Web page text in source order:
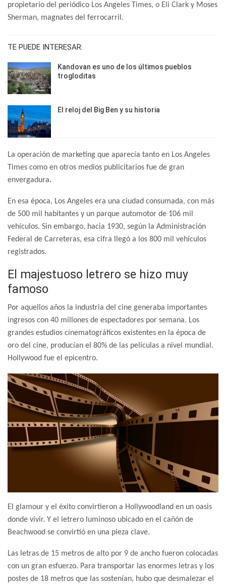
propietario del periódico Los Angeles Times, o Eli Clark y Moses
Sherman, magnates del ferrocarril.
TE PUEDE INTERESAR:
Kandovan es uno de los últimos pueblos
trogloditas
El reloj del Big Ben y su historia
La operación de marketing que aparecía tanto en Los Angeles
Times como en otros medios publicitarios fue de gran
envergadura.
En esa época, Los Angeles era una ciudad consumada, con más
de 500 mil habitantes y un parque automotor de 106 mil
vehículos. Sin embargo, hacia 1930, según la Administración
Federal de Carreteras, esa cifra llegó a los 800 mil vehículos
registrados.
El majestuoso letrero se hizo muy
famoso
Por aquellos años la industria del cine generaba importantes
ingresos con 40 millones de espectadores por semana. Los
grandes estudios cinematográficos existentes en la época de
oro del cine, producían el 80% de las películas a nivel mundial.
Hollywood fue el epicentro.
El glamour y el éxito convirtieron a Hollywoodland en un oasis
donde vivir. Y el letrero luminoso ubicado en el cañón de
Beachwood se convirtió en una pieza clave.
Las letras de 15 metros de alto por 9 de ancho fueron colocadas
con un gran esfuerzo. Para transportar las enormes letras y los
postes de 18 metros que las sostenían, hubo que desmalezar el